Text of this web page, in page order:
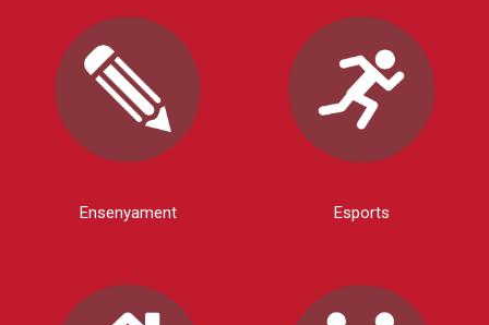
Ensenyament Esports